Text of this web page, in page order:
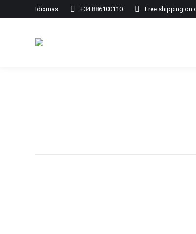
Idiomas +34 886100110 Free shipping on